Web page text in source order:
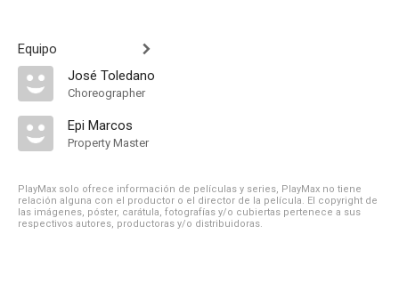
Equipo
José Toledano
Choreographer
Epi Marcos
Property Master
PlayMax solo ofrece información de películas y series, PlayMax no tiene
relación alguna con el productor o el director de la película. El copyright de
las imágenes, póster, carátula, fotografías y/o cubiertas pertenece a sus
respectivos autores, productoras y/o distribuidoras.